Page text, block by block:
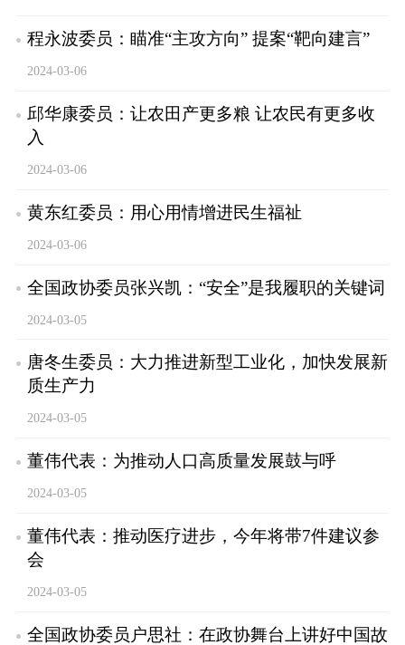
程永波委员：瞄准“主攻方向” 提案“靶向建言”
2024-03-06
邱华康委员：让农田产更多粮 让农民有更多收
入
2024-03-06
黄东红委员：用心用情增进民生福祉
2024-03-06
全国政协委员张兴凯：“安全”是我履职的关键词
2024-03-05
唐冬生委员：大力推进新型工业化，加快发展新
质生产力
2024-03-05
董伟代表：为推动人口高质量发展鼓与呼
2024-03-05
董伟代表：推动医疗进步，今年将带7件建议参
会
2024-03-05
全国政协委员户思社：在政协舞台上讲好中国故